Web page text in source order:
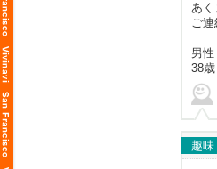
あく
ご連
男性
38歳
趣